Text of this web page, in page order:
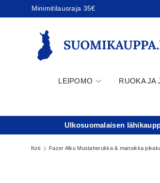
Jatka sisältöön
Minimitilausraja 35€
LEIPOMO RUOKA JA
Ulkosuomalaisen
Koti Fazer Alku Mustaherukka & mansikka